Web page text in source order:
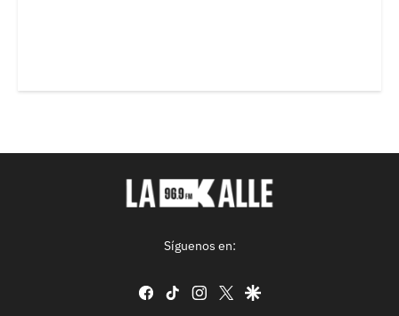
Síguenos en:
facebook
tiktok instagram
twittergoogle